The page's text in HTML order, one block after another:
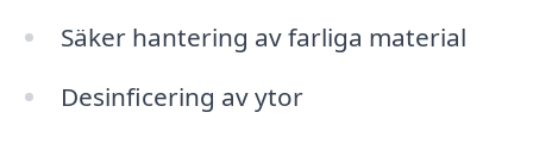
Säker hantering av farliga material
Desinficering av ytor